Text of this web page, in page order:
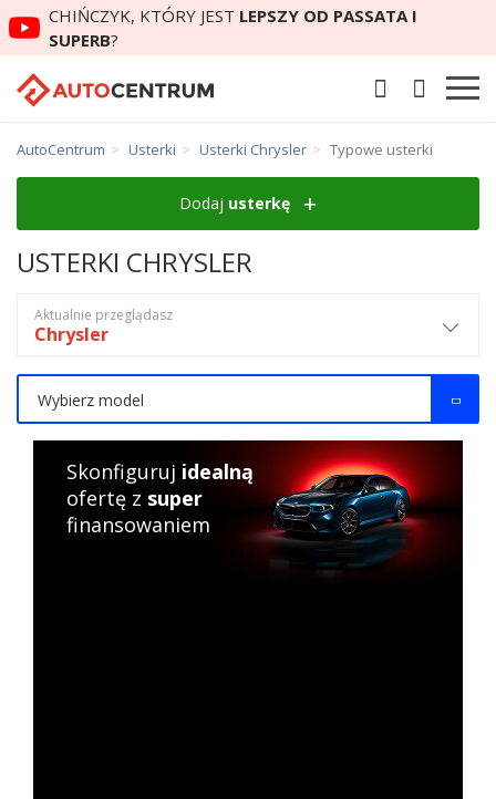
CHIŃCZYK, KTÓRY JEST LEPSZY OD PASSATA I
SUPERB?
AutoCentrum Usterki Usterki Chrysler Typowe usterki
Dodaj usterkę
USTERKI CHRYSLER
Aktualnie przeglądasz
Chrysler
Wybierz model
Skonfiguruj idealną
ofertę z super
finansowaniem